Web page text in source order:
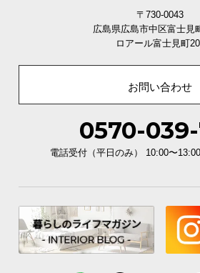
〒730-0043
広島県広島市中区富士見
ロアール富士見町
お問い合わせ
0570-
電話受付（平日のみ） 10:00〜